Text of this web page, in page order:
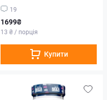
19
1699₴
13 ₴ / порція
Купити